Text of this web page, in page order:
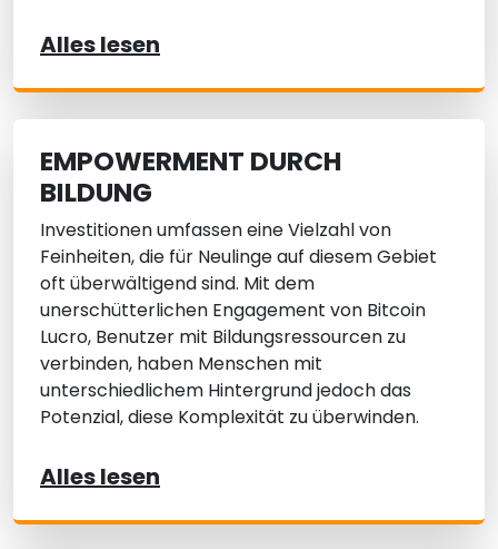
Alles lesen
EMPOWERMENT DURCH
BILDUNG
Investitionen umfassen eine Vielzahl von
Feinheiten, die für Neulinge auf diesem Gebiet
oft überwältigend sind. Mit dem
unerschütterlichen Engagement von Bitcoin
Lucro, Benutzer mit Bildungsressourcen zu
verbinden, haben Menschen mit
unterschiedlichem Hintergrund jedoch das
Potenzial, diese Komplexität zu überwinden.
Alles lesen